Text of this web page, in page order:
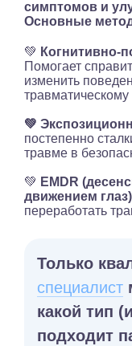
симптомов и
Основные
💚 Когнитивно-
Помогает
изменить
💚
постепенно
травме в
💚 EMDR
движением
переработать
Только
специалист
какой тип
подходит